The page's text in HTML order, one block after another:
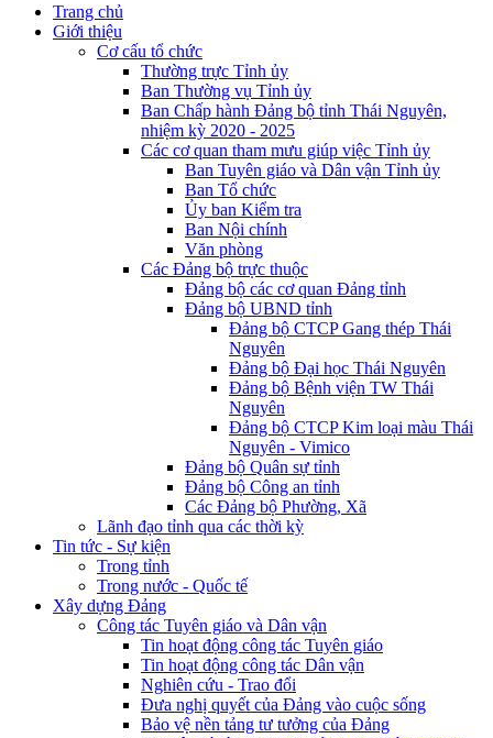
Trang chủ
Giới thiệu
Cơ cấu tổ chức
Thường trực Tỉnh ủy
Ban Thường vụ Tỉnh ủy
Ban Chấp hành Đảng bộ tỉnh Thái Nguyên,
nhiệm kỳ 2020 - 2025
Các cơ quan tham mưu giúp việc Tỉnh ủy
Ban Tuyên giáo và Dân vận Tỉnh ủy
Ban Tổ chức
Ủy ban Kiểm tra
Ban Nội chính
Văn phòng
Các Đảng bộ trực thuộc
Đảng bộ các cơ quan Đảng tỉnh
Đảng bộ UBND tỉnh
Đảng bộ CTCP Gang thép Thái
Nguyên
Đảng bộ Đại học Thái Nguyên
Đảng bộ Bệnh viện TW Thái
Nguyên
Đảng bộ CTCP Kim loại màu Thái
Nguyên - Vimico
Đảng bộ Quân sự tỉnh
Đảng bộ Công an tỉnh
Các Đảng bộ Phường, Xã
Lãnh đạo tỉnh qua các thời kỳ
Tin tức - Sự kiện
Trong tỉnh
Trong nước - Quốc tế
Xây dựng Đảng
Công tác Tuyên giáo và Dân vận
Tin hoạt động công tác Tuyên giáo
Tin hoạt động công tác Dân vận
Nghiên cứu - Trao đổi
Đưa nghị quyết của Đảng vào cuộc sống
Bảo vệ nền tảng tư tưởng của Đảng